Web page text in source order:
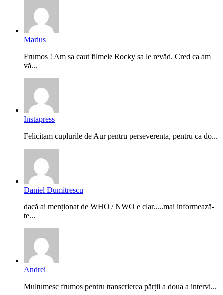
Marius
Frumos ! Am sa caut filmele Rocky sa le revăd. Cred ca am
vă...
Instapress
Felicitam cuplurile de Aur pentru perseverenta, pentru ca do...
Daniel Dumitrescu
dacă ai menționat de WHO / NWO e clar.....mai informează-
te...
Andrei
Mulțumesc frumos pentru transcrierea părții a doua a intervi...